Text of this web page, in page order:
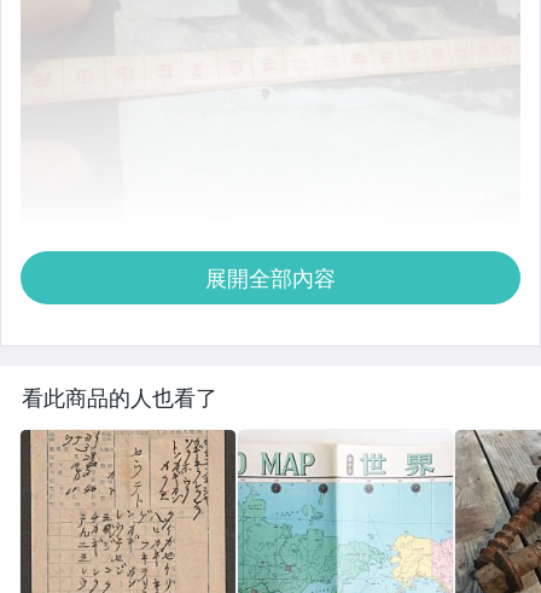
展開全部內容
看此商品的人也看了